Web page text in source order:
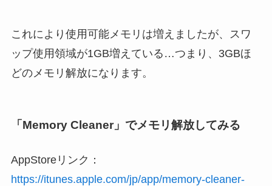
これにより使用可能メモリは増えましたが、スワ
ップ使用領域が1GB増えている…つまり、3GBほ
どのメモリ解放になります。
「Memory Cleaner」でメモリ解放してみる
AppStoreリンク：
https://itunes.apple.com/jp/app/memory-cleaner-